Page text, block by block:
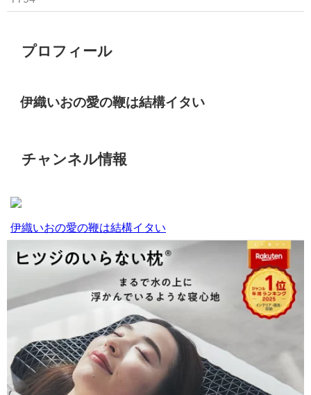
プロフィール
伊織いおの愛の鞭は結構イタい
チャンネル情報
伊織いおの愛の鞭は結構イタい